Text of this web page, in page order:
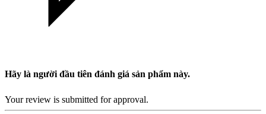
Hãy là người đầu tiên đánh giá sản phẩm này.
Your review is submitted for approval.